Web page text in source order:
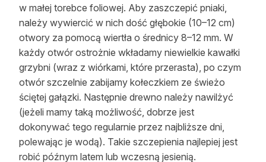
w małej torebce foliowej. Aby zaszczepić pniaki,
należy wywiercić w nich dość głębokie (10–12 cm)
otwory za pomocą wiertła o średnicy 8–12 mm. W
każdy otwór ostrożnie wkładamy niewielkie kawałki
grzybni (wraz z wiórkami, które przerasta), po czym
otwór szczelnie zabijamy kołeczkiem ze świeżo
ściętej gałązki. Następnie drewno należy nawilżyć
(jeżeli mamy taką możliwość, dobrze jest
dokonywać tego regularnie przez najbliższe dni,
polewając je wodą). Takie szczepienia najlepiej jest
robić późnym latem lub wczesną jesienią.